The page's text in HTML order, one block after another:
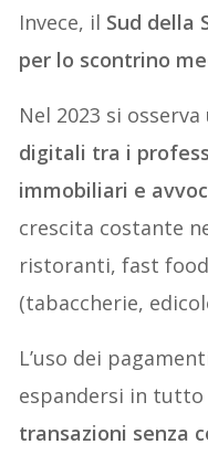
Invece, il Sud della
per lo scontrino
Nel 2023 si
digitali tra i
immobiliari e
crescita costante
ristoranti, fast
(tabaccherie,
L’uso dei
espandersi in tutto
transazioni senza